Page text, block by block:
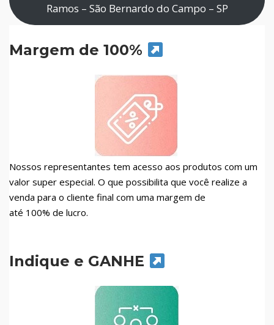
Ramos – São Bernardo do Campo – SP
Margem de 100%
Nossos representantes tem acesso aos produtos com um
valor super especial. O que possibilita que você realize a
venda para o cliente final com uma margem de
até 100% de lucro.
Indique e GANHE